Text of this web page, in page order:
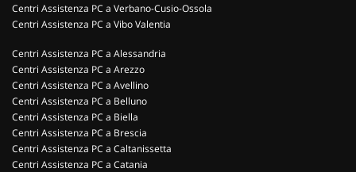
Centri Assistenza PC a Verbano-Cusio-Ossola
Centri Assistenza PC a Vibo Valentia
Centri Assistenza PC a Alessandria
Centri Assistenza PC a Arezzo
Centri Assistenza PC a Avellino
Centri Assistenza PC a Belluno
Centri Assistenza PC a Biella
Centri Assistenza PC a Brescia
Centri Assistenza PC a Caltanissetta
Centri Assistenza PC a Catania